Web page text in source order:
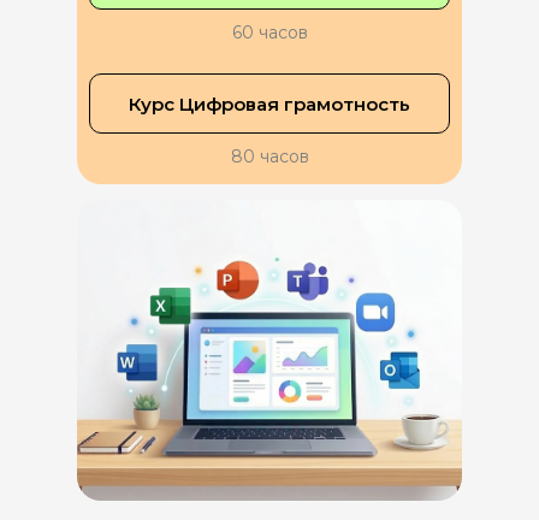
Курс Цифровая грамотность
80 часов
60 часов